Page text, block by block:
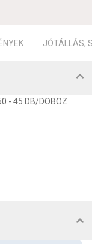
JÓTÁLLÁS,
- 45 DB/DOBOZ